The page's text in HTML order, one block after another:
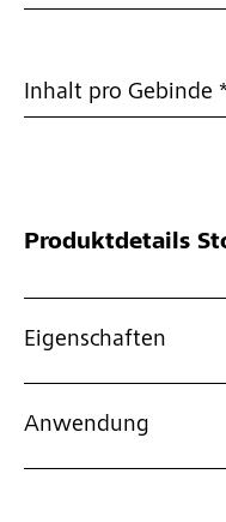
Inhalt pro Gebinde
Produktdetails
Eigenschaften
Anwendung